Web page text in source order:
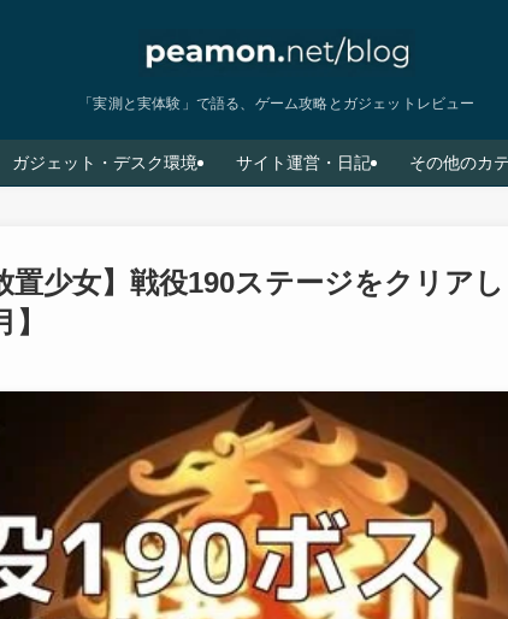
「実測と実体験」で語る、ゲーム攻略とガジェットレビュー
ガジェット・デスク環境 サイト運営・日記 その他のカ
置少女】戦役190ステージをクリア
】